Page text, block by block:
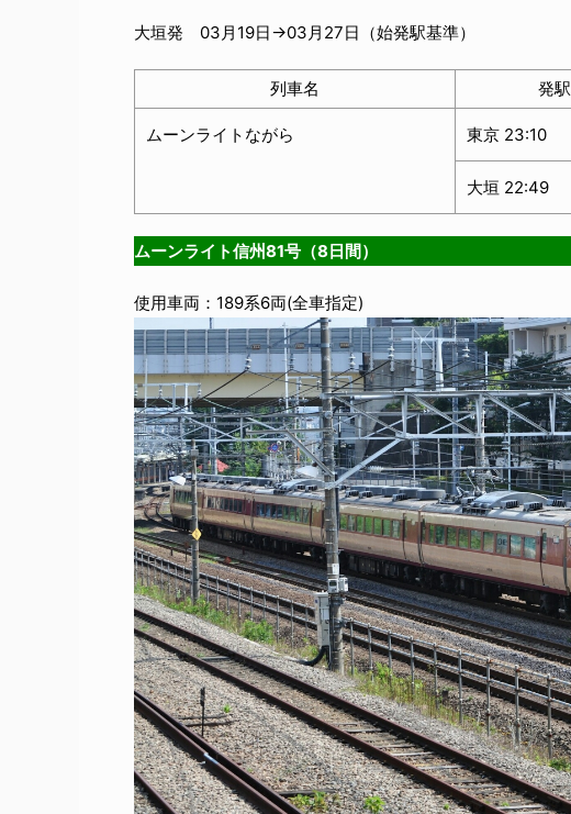
大垣発 03月19日→03月27日（始発駅基準）
列車名 発駅
ムーンライトながら 東京 23:10
大垣 22:49
ムーンライト信州81号（8日間）
使用車両：189系6両(全車指定)